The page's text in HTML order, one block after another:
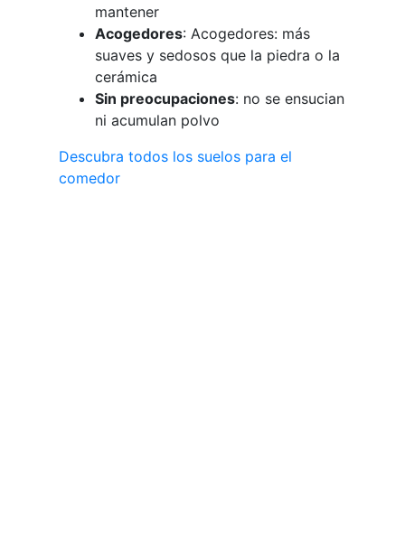
mantener
Acogedores: Acogedores: más
suaves y sedosos que la piedra o la
cerámica
Sin preocupaciones: no se ensucian
ni acumulan polvo
Descubra todos los suelos para el
comedor